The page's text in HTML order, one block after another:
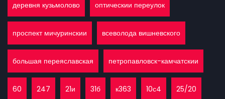
деревня кузьмолово оптическии переулок
проспект мичуринскии всеволода вишневского
большая переяславская петропавловск-камчатскии
60 247 21и 31б к363 10с4 25/20